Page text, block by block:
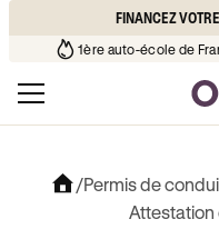
FINANCEZ
école de votre quartier ¹
/Permis de
Attestation